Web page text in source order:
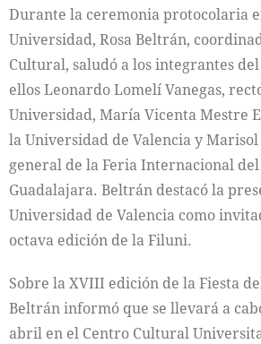
Durante la ceremonia protocolaria
Universidad, Rosa Beltrán,
Cultural, saludó a los integrantes
ellos Leonardo Lomelí Vanegas,
Universidad, María Vicenta Mestre
la Universidad de Valencia y
general de la Feria Internacional
Guadalajara. Beltrán destacó la
Universidad de Valencia como
octava edición de la Filuni.
Sobre la XVIII edición de la Fiesta
Beltrán informó que se llevará a
abril en el Centro Cultural